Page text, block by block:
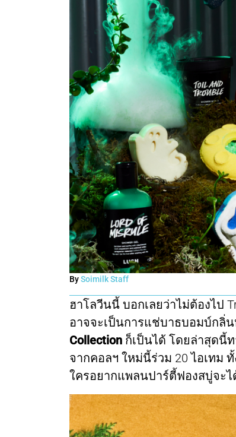
BySoimilk Staff
ฮาโลวีนนี้ บอกเลยว่าไม่ต้องไป
อาจจะเป็นการแช่บาธบอมบ์กลิ่น
Collection ก็เป็นได้ โดยล่าสุดนี้ท
จากคอลฯ ใหม่นี้ร่วม 20 ไอเทม
ใครอยากแพลนปาร์ตี้ฟองสบู่จะ